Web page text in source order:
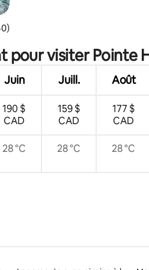
de 4,9 sur 5, 40
pour visiter Pointe
Juin Juill. Août
190 $
CAD
159 $
CAD
177 $
CAD
28 °C 28 °C 28 °C